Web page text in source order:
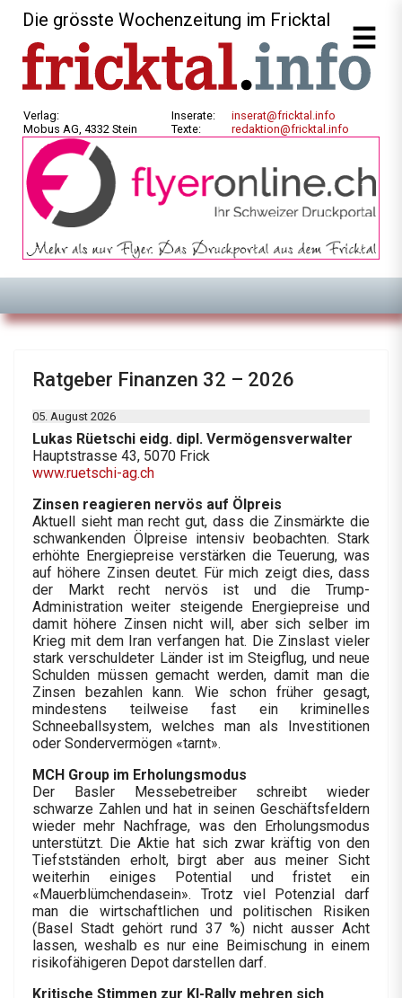
Die grösste Wochenzeitung im Fricktal
Verlag:
Mobus AG, 4332 Stein
Inserate:
Texte:
inserat@fricktal.info
redaktion@fricktal.info
Ratgeber Finanzen 32 – 2026
05. August 2026
Lukas Rüetschi eidg. dipl. Vermögensverwalter
Hauptstrasse 43, 5070 Frick
www.ruetschi-ag.ch
Zinsen reagieren nervös auf Ölpreis
Aktuell sieht man recht gut, dass die Zinsmärkte die
schwankenden Ölpreise intensiv beobachten. Stark
erhöhte Energiepreise verstärken die Teuerung, was
auf höhere Zinsen deutet. Für mich zeigt dies, dass
der Markt recht nervös ist und die Trump-
Administration weiter steigende Energiepreise und
damit höhere Zinsen nicht will, aber sich selber im
Krieg mit dem Iran verfangen hat. Die Zinslast vieler
stark verschuldeter Länder ist im Steigflug, und neue
Schulden müssen gemacht werden, damit man die
Zinsen bezahlen kann. Wie schon früher gesagt,
mindestens teilweise fast ein kriminelles
Schneeballsystem, welches man als Investitionen
oder Sondervermögen «tarnt».
MCH Group im Erholungsmodus
Der Basler Messebetreiber schreibt wieder
schwarze Zahlen und hat in seinen Geschäftsfeldern
wieder mehr Nachfrage, was den Erholungsmodus
unterstützt. Die Aktie hat sich zwar kräftig von den
Tiefstständen erholt, birgt aber aus meiner Sicht
weiterhin einiges Potential und fristet ein
«Mauerblümchendasein». Trotz viel Potenzial darf
man die wirtschaftlichen und politischen Risiken
(Basel Stadt gehört rund 37 %) nicht ausser Acht
lassen, weshalb es nur eine Beimischung in einem
risikofähigeren Depot darstellen darf.
Kritische Stimmen zur KI-Rally mehren sich